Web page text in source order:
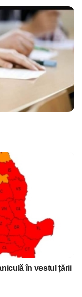
în vestul țării